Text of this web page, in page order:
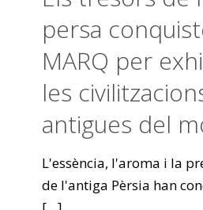
persa
MARQ per
les
antigues del
L'essència, l'aroma i la
de l'antiga Pèrsia han